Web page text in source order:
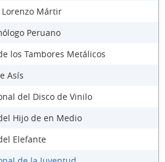
Lorenzo Mártir
Peruano
los Tambores Metálicos
Asís
del Disco de Vinilo
Hijo de en Medio
Elefante